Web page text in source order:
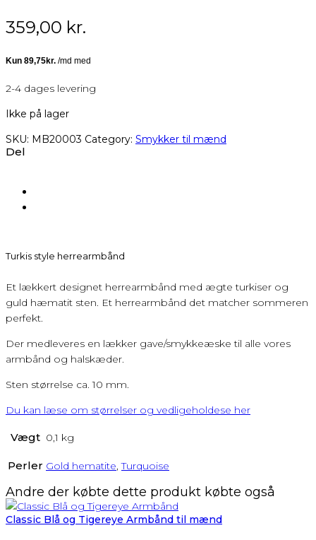
359,00 kr.
2-4 dages levering
Ikke på lager
SKU: MB20003 Category: Smykker til mænd
Del
Turkis style herrearmbånd
Et lækkert designet herrearmbånd med ægte turkiser og
guld hæmatit sten. Et herrearmbånd det matcher sommeren
perfekt.
Der medleveres en lækker gave/smykkeæske til alle vores
armbånd og halskæder.
Sten størrelse ca. 10 mm.
Du kan læse om størrelser og vedligeholdese her
Vægt 0,1 kg
Perler Gold hematite,Turquoise
Andre der købte dette produkt købte også
Classic Blå og Tigereye Armbånd til mænd